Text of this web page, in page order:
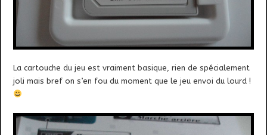
La cartouche du jeu est vraiment basique, rien de spécialement
joli mais bref on s’en fou du moment que le jeu envoi du lourd !